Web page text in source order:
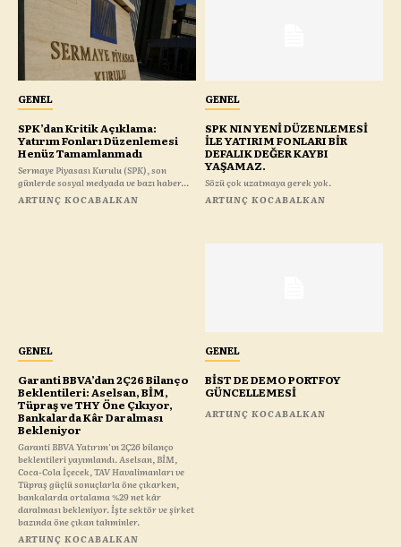
GENEL
SPK’dan Kritik Açıklama:
Yatırım Fonları Düzenlemesi
Henüz Tamamlanmadı
Sermaye Piyasası Kurulu (SPK), son
günlerde sosyal medyada ve bazı haber...
ARTUNÇ KOCABALKAN
GENEL
SPK NIN YENİ DÜZENLEMESİ
İLE YATIRIM FONLARI BİR
DEFALIK DEĞER KAYBI
YAŞAMAZ.
Sözü çok uzatmaya gerek yok.
ARTUNÇ KOCABALKAN
GENEL
Garanti BBVA’dan 2Ç26 Bilanço
Beklentileri: Aselsan, BİM,
Tüpraş ve THY Öne Çıkıyor,
Bankalarda Kâr Daralması
Bekleniyor
Garanti BBVA Yatırım'ın 2Ç26 bilanço
beklentileri yayımlandı. Aselsan, BİM,
Coca-Cola İçecek, TAV Havalimanları ve
Tüpraş güçlü sonuçlarla öne çıkarken,
bankalarda ortalama %29 net kâr
daralması bekleniyor. İşte sektör ve şirket
bazında öne çıkan tahminler.
ARTUNÇ KOCABALKAN
GENEL
BİST DE DEMO PORTFOY
GÜNCELLEMESİ
ARTUNÇ KOCABALKAN